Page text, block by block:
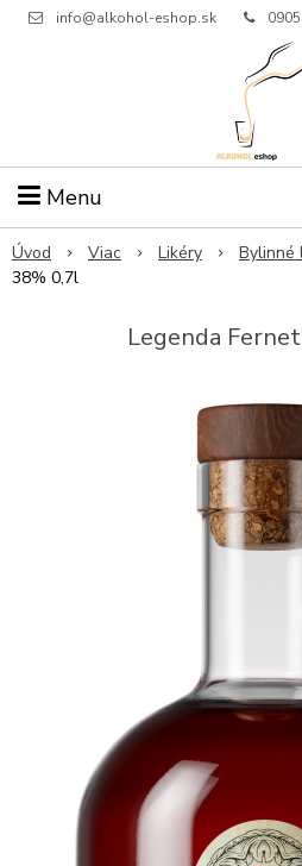
info@alkohol-eshop.sk
Menu
Úvod Viac Likéry Bylinné
38% 0,7l
Legenda